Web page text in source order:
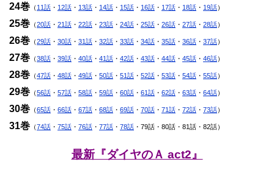
24巻 （11話 ・ 12話 ・ 13話 ・ 14話 ・ 15話 ・ 16話 ・ 17話 ・ 18話 ・ 19話）
25巻 （20話 ・ 21話 ・ 22話 ・ 23話 ・ 24話 ・ 25話 ・ 26話 ・ 27話 ・ 28話）
26巻 （29話 ・ 30話 ・ 31話 ・ 32話 ・ 33話 ・ 34話 ・ 35話 ・ 36話 ・ 37話）
27巻 （38話 ・ 39話 ・ 40話 ・ 41話 ・ 42話 ・ 43話 ・ 44話 ・ 45話 ・ 46話）
28巻 （47話 ・ 48話 ・ 49話 ・ 50話 ・ 51話 ・ 52話 ・ 53話 ・ 54話 ・ 55話）
29巻 （56話 ・ 57話 ・ 58話 ・ 59話 ・ 60話 ・ 61話 ・ 62話 ・ 63話 ・ 64話）
30巻 （65話 ・ 66話 ・ 67話 ・ 68話 ・ 69話 ・ 70話 ・ 71話 ・ 72話 ・ 73話）
31巻 （74話 ・ 75話 ・ 76話 ・ 77話 ・ 78話 ・79話・80話・81話・82話）
最新『ダイヤのＡ act2』